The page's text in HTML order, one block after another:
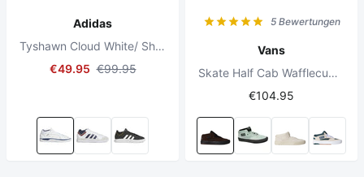
Adidas
Tyshawn Cloud White/ Shadow Navy
€49.95 €99.95
5 Bewertungen
Vans
Skate Half Cab Wafflecup Rizzo Brown/Black
€104.95